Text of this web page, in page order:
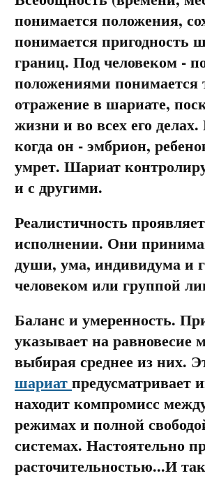
понимается положения,
понимается пригодность
границ. Под человеком -
положениями понимается
отражение в шариате,
жизни и во всех его
когда он - эмбрион,
умрет. Шариат
и с другими.
Реалистичность
исполнении. Они
души, ума, индивидума и
человеком или группой
Баланс и умеренность.
указывает на
выбирая среднее из них.
шариатпредусматривает
находит компромисс
режимах и полной
системах. Настоятельно
расточительностью...И